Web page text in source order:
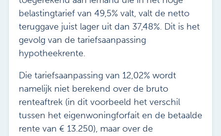
belastingtarief van 49,5% valt, valt de netto
teruggave juist lager uit dan 37,48%. Dit is het
gevolg van de tariefsaanpassing
hypotheekrente.
Die tariefsaanpassing van 12,02% wordt
namelijk niet berekend over de bruto
renteaftrek (in dit voorbeeld het verschil
tussen het eigenwoningforfait en de betaalde
rente van € 13.250), maar over de